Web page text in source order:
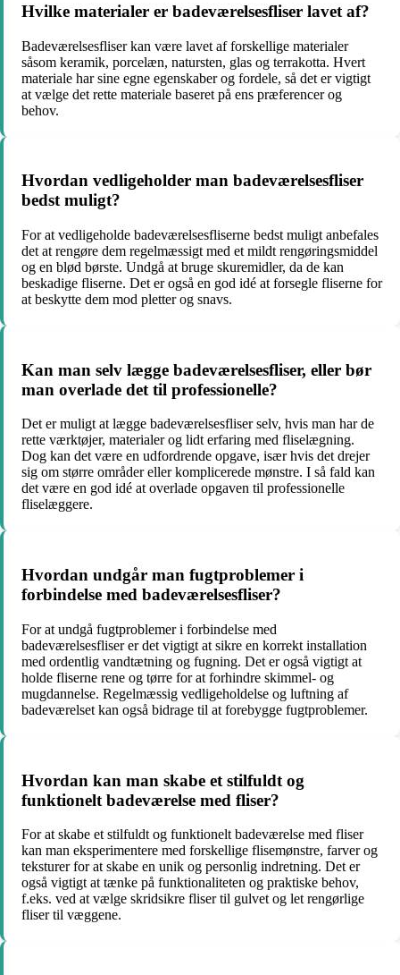
Hvilke materialer er badeværelsesfliser lavet af?
Badeværelsesfliser kan være lavet af forskellige materialer
såsom keramik, porcelæn, natursten, glas og terrakotta. Hvert
materiale har sine egne egenskaber og fordele, så det er vigtigt
at vælge det rette materiale baseret på ens præferencer og
behov.
Hvordan vedligeholder man badeværelsesfliser
bedst muligt?
For at vedligeholde badeværelsesfliserne bedst muligt anbefales
det at rengøre dem regelmæssigt med et mildt rengøringsmiddel
og en blød børste. Undgå at bruge skuremidler, da de kan
beskadige fliserne. Det er også en god idé at forsegle fliserne for
at beskytte dem mod pletter og snavs.
Kan man selv lægge badeværelsesfliser, eller bør
man overlade det til professionelle?
Det er muligt at lægge badeværelsesfliser selv, hvis man har de
rette værktøjer, materialer og lidt erfaring med fliselægning.
Dog kan det være en udfordrende opgave, især hvis det drejer
sig om større områder eller komplicerede mønstre. I så fald kan
det være en god idé at overlade opgaven til professionelle
fliselæggere.
Hvordan undgår man fugtproblemer i
forbindelse med badeværelsesfliser?
For at undgå fugtproblemer i forbindelse med
badeværelsesfliser er det vigtigt at sikre en korrekt installation
med ordentlig vandtætning og fugning. Det er også vigtigt at
holde fliserne rene og tørre for at forhindre skimmel- og
mugdannelse. Regelmæssig vedligeholdelse og luftning af
badeværelset kan også bidrage til at forebygge fugtproblemer.
Hvordan kan man skabe et stilfuldt og
funktionelt badeværelse med fliser?
For at skabe et stilfuldt og funktionelt badeværelse med fliser
kan man eksperimentere med forskellige flisemønstre, farver og
teksturer for at skabe en unik og personlig indretning. Det er
også vigtigt at tænke på funktionaliteten og praktiske behov,
f.eks. ved at vælge skridsikre fliser til gulvet og let rengørlige
fliser til væggene.